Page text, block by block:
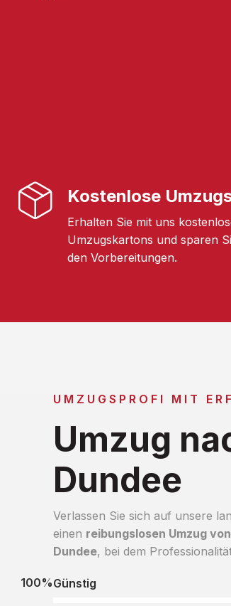
Kostenlose
Erhalten Sie mit uns
Umzugskartons und sparen
den Vorbereitungen.
UMZUGSPROFI MIT
Umzug
Dundee
Verlassen Sie sich auf unsere
einen reibungslosen Umzug
Dundee, bei dem
Günstig
100%